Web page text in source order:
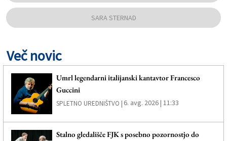
SARA STERNAD
Več novic
Umrl legendarni italijanski kantavtor Francesco
Guccini
SPLETNO UREDNIŠTVO | 6. avg. 2026 | 11:33
Stalno gledališče FJK s posebno pozornostjo do